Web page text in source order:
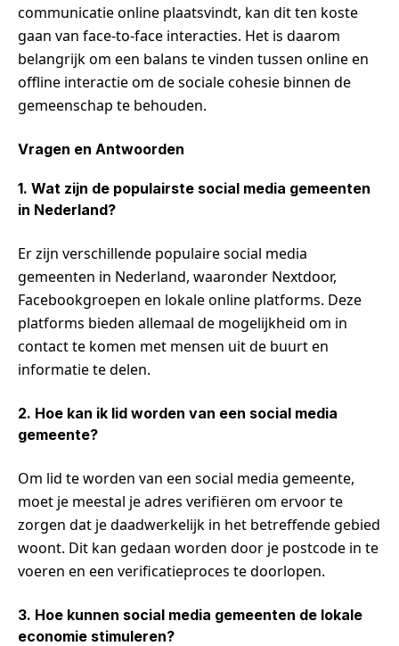
communicatie online plaatsvindt, kan dit ten koste
gaan van face-to-face interacties. Het is daarom
belangrijk om een balans te vinden tussen online en
offline interactie om de sociale cohesie binnen de
gemeenschap te behouden.
Vragen en Antwoorden
1. Wat zijn de populairste social media gemeenten
in Nederland?
Er zijn verschillende populaire social media
gemeenten in Nederland, waaronder Nextdoor,
Facebookgroepen en lokale online platforms. Deze
platforms bieden allemaal de mogelijkheid om in
contact te komen met mensen uit de buurt en
informatie te delen.
2. Hoe kan ik lid worden van een social media
gemeente?
Om lid te worden van een social media gemeente,
moet je meestal je adres verifiëren om ervoor te
zorgen dat je daadwerkelijk in het betreffende gebied
woont. Dit kan gedaan worden door je postcode in te
voeren en een verificatieproces te doorlopen.
3. Hoe kunnen social media gemeenten de lokale
economie stimuleren?